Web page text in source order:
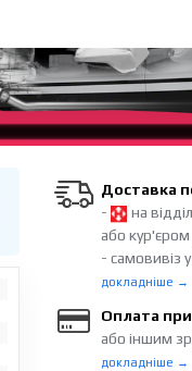
Доставка
-
на
або
- самовивіз
докладніше →
Оплата
або іншим
докладніше →